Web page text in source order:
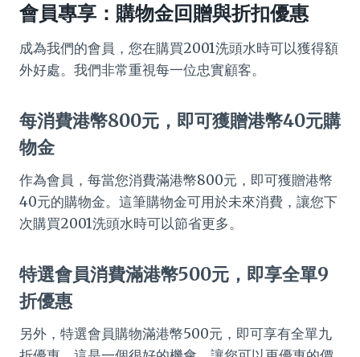
會員專享：購物金回贈與折扣優惠
成為我們的會員，您在購買2001洗頭水時可以獲得額
外好處。我們非常重視每一位忠實顧客。
每消費港幣800元，即可獲贈港幣40元購
物金
作為會員，每當您消費滿港幣800元，即可獲贈港幣
40元的購物金。這筆購物金可用於未來消費，讓您下
次購買2001洗頭水時可以節省更多。
特選會員消費滿港幣500元，即享全單9
折優惠
另外，特選會員購物滿港幣500元，即可享有全單九